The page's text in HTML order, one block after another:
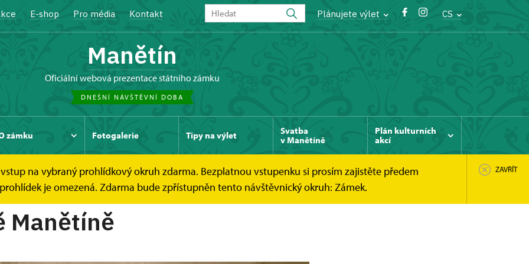
E-shop Pro média Kontakt Plánujete výlet CS
Manětín
oficiální webová prezentace státního zámku
DNEŠNÍ NÁVŠTĚVNÍ DOBA
zámku Fotogalerie Tipy na výlet
Svatba
v Manětíně
Plán kulturních
akcí
na vybraný prohlídkový okruh zdarma. Bezplatnou vstupenku si prosím zajistěte předem
je omezená. Zdarma bude zpřístupněn tento návštěvnický okruh: Zámek.
ZAVŘÍT
Manětíně